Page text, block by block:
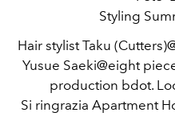
Styling
Hair stylist Taku
Yusue Saeki@eight
production bdot.
Si ringrazia Apartment